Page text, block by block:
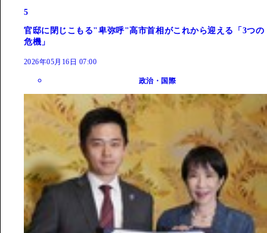
5
官邸に閉じこもる"卑弥呼"高市首相がこれから迎える「3つの
危機」
2026年05月16日 07:00
政治・国際